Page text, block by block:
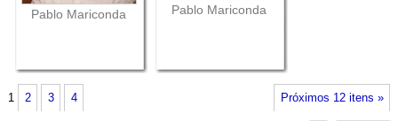
Pablo Mariconda Pablo Mariconda
Próximos 12 itens »
1 2 3 4